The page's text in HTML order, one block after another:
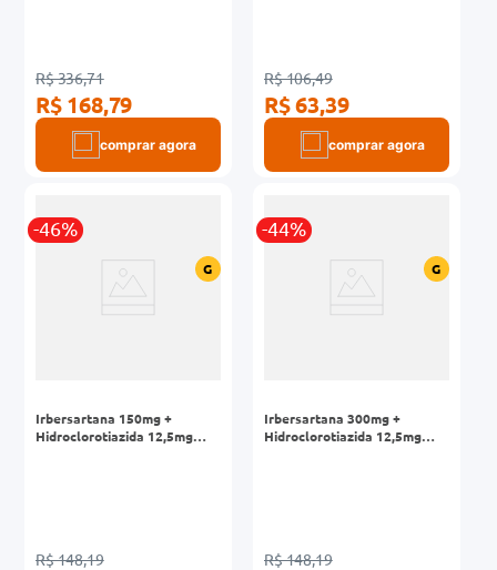
R$ 336,71
R$ 168,79
comprar agora
R$ 106,49
R$ 63,39
comprar agora
-46%
G
Irbersartana 150mg +
Hidroclorotiazida 12,5mg
R$ 148,19
-44%
G
Irbersartana 300mg +
Hidroclorotiazida 12,5mg
R$ 148,19